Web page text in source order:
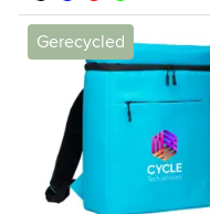
Gerecycled